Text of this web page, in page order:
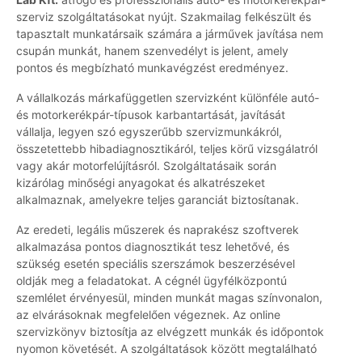
szerviz szolgáltatásokat nyújt. Szakmailag felkészült és
tapasztalt munkatársaik számára a járművek javítása nem
csupán munkát, hanem szenvedélyt is jelent, amely
pontos és megbízható munkavégzést eredményez.
A vállalkozás márkafüggetlen szervizként különféle autó-
és motorkerékpár-típusok karbantartását, javítását
vállalja, legyen szó egyszerűbb szervizmunkákról,
összetettebb hibadiagnosztikáról, teljes körű vizsgálatról
vagy akár motorfelújításról. Szolgáltatásaik során
kizárólag minőségi anyagokat és alkatrészeket
alkalmaznak, amelyekre teljes garanciát biztosítanak.
Az eredeti, legális műszerek és naprakész szoftverek
alkalmazása pontos diagnosztikát tesz lehetővé, és
szükség esetén speciális szerszámok beszerzésével
oldják meg a feladatokat. A cégnél ügyfélközpontú
szemlélet érvényesül, minden munkát magas színvonalon,
az elvárásoknak megfelelően végeznek. Az online
szervizkönyv biztosítja az elvégzett munkák és időpontok
nyomon követését. A szolgáltatások között megtalálható